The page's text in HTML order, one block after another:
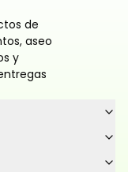
de
aseo
y